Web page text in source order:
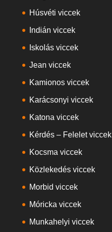
Húsvéti viccek
Indián viccek
Iskolás viccek
Jean viccek
Kamionos viccek
Karácsonyi viccek
Katona viccek
Kérdés – Felelet viccek
Kocsma viccek
Közlekedés viccek
Morbid viccek
Móricka viccek
Munkahelyi viccek